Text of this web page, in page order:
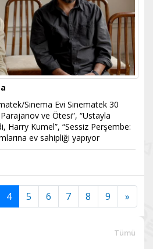
Sinema Evi Sinematek 30
ve Ötesi”, “Ustayla
Harry Kumel”, “Sessiz Perşembe:
ev sahipliği yapıyor
4 5 6 7 8 9 »
Tümü